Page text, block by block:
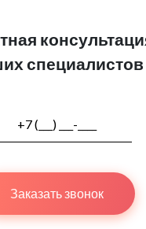
специалистов
Заказать звонок